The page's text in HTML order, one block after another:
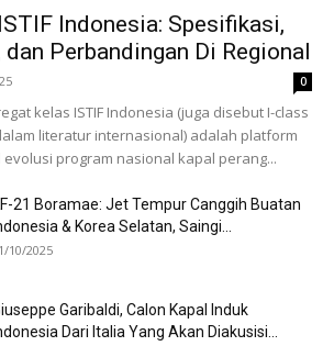
Indonesia: Spesifikasi,
dan Perbandingan Di Regional
0
kelas ISTIF Indonesia (juga disebut I-class
literatur internasional) adalah platform
program nasional kapal perang...
21 Boramae: Jet Tempur Canggih Buatan
& Korea Selatan, Saingi...
10/2025
Garibaldi, Calon Kapal Induk
Dari Italia Yang Akan Diakusisi...